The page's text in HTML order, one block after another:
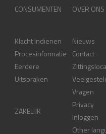
CONSUMENTEN
Klacht Indienen
Procesinformatie
Eerdere
Uitspraken
ZAKELIJK
OVER ONS
Nieuws
Contact
Vragen
Privacy
Inloggen
Other